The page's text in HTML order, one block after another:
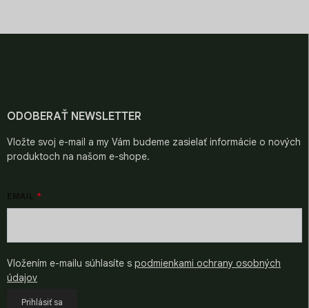
ODOBERAŤ NEWSLETTER
Vložte svoj e-mail a my Vám budeme zasielať informácie o nových
produktoch na našom e-shope.
Vložením e-mailu súhlasíte s podmienkami ochrany osobných
údajov
Prihlásiť sa